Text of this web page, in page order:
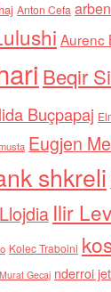
Anton Cefa
Aurenc
Beqir
Buçpapaj
Eugjen
shkreli
Ilir
Kolec Traboini
Murat Gecaj nderroi